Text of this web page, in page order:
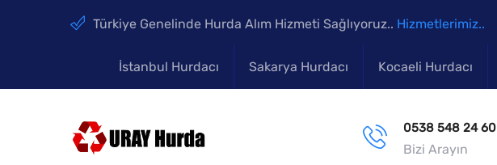
Türkiye Genelinde Hurda Alım Hizmeti Sağlıyoruz.. Hizmetlerimiz..
İstanbul Hurdacı Sakarya Hurdacı Kocaeli Hurdacı
0538 548 24 60
Bizi Arayın